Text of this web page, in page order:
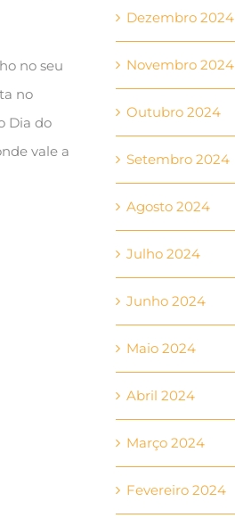
no seu
no
Dia do
vale a
Dezembro 2024
Novembro 2024
Outubro 2024
Setembro 2024
Agosto 2024
Julho 2024
Junho 2024
Maio 2024
Abril 2024
Março 2024
Fevereiro 2024